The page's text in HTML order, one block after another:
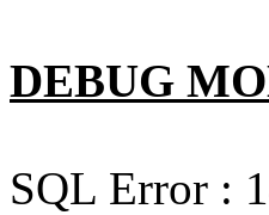
DEBUG
SQL Error :